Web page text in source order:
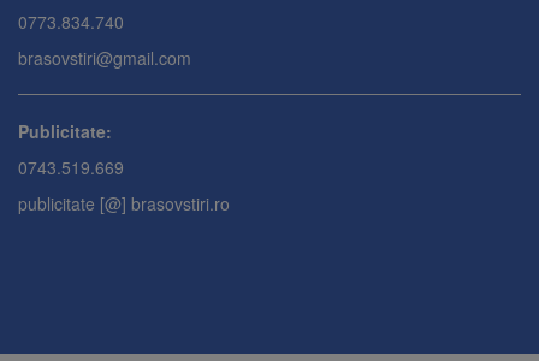
0773.834.740
brasovstiri@gmail.com
Publicitate:
0743.519.669
publicitate [@] brasovstiri.ro